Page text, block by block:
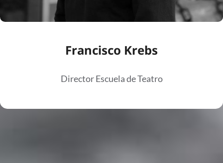
Francisco Krebs
Director Escuela de Teatro